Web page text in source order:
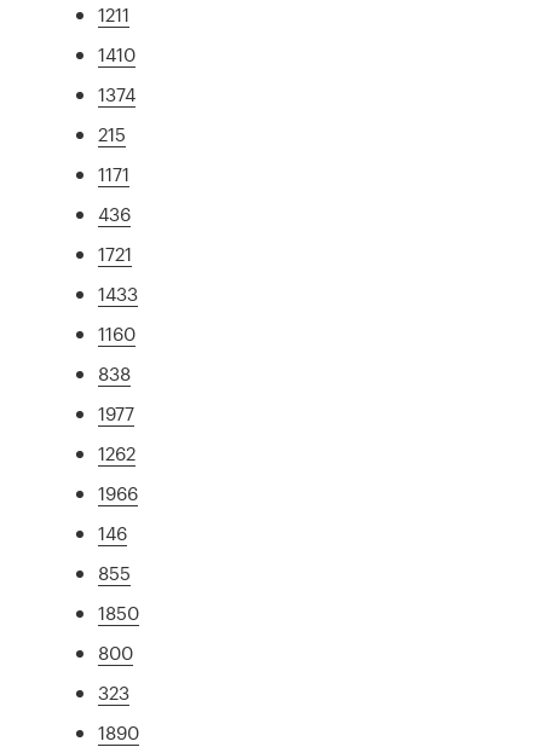
1211
1410
1374
215
1171
436
1721
1433
1160
838
1977
1262
1966
146
855
1850
800
323
1890